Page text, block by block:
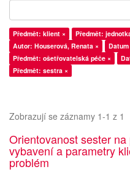
Předmět: klient ×
Předmět:
Autor: Houserová, Renata ×
Předmět: ošetřovatelská péče ×
Předmět: sestra ×
Zobrazují se záznamy 1-1 z 1
Orientovanost sester
vybavení a parametry
problém